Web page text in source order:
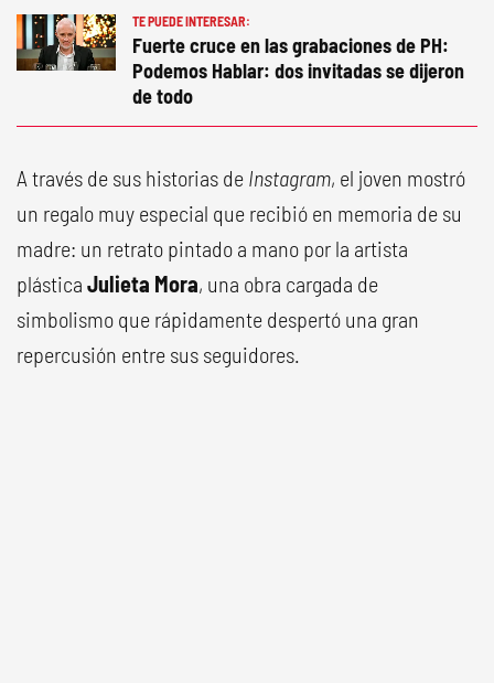
TE PUEDE INTERESAR:
Fuerte cruce en las grabaciones de PH:
Podemos Hablar: dos invitadas se dijeron
de todo
A través de sus historias de Instagram, el joven mostró
un regalo muy especial que recibió en memoria de su
madre: un retrato pintado a mano por la artista
plástica Julieta Mora, una obra cargada de
simbolismo que rápidamente despertó una gran
repercusión entre sus seguidores.